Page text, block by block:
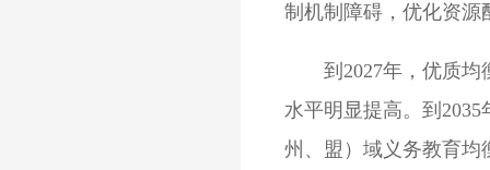
制机制障碍，优化资源
到2027年，优质均衡
水平明显提高。到
州、盟）域义务教育均